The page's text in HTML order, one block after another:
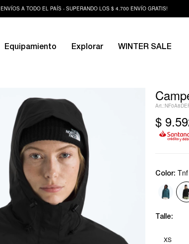
ENVÍOS A TODO EL PAÍS - SUPERANDO LOS $ 4.700 ENVÍO GRATIS!
Equipamiento Explorar WINTER SALE
$
Color:
Talle:
XS